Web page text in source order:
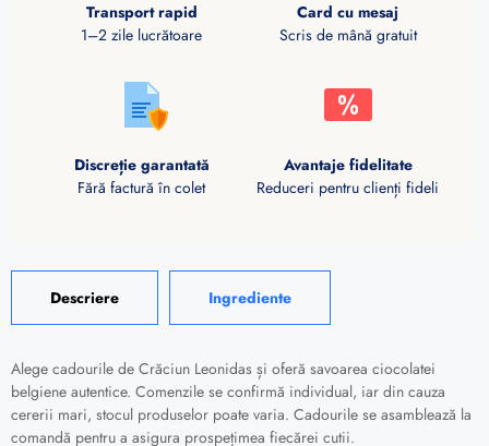
Transport rapid
1–2 zile lucrătoare
Card cu mesaj
Scris de mână gratuit
Discreție garantată
Fără factură în colet
Avantaje fidelitate
Reduceri pentru clienți fideli
Descriere Ingrediente
Alege cadourile de Crăciun Leonidas și oferă savoarea ciocolatei
belgiene autentice. Comenzile se confirmă individual, iar din cauza
cererii mari, stocul produselor poate varia. Cadourile se asamblează la
comandă pentru a asigura prospețimea fiecărei cutii.